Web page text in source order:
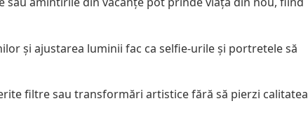
și ajustarea luminii fac ca selfie-urile și portretele să
filtre sau transformări artistice fără să pierzi calitatea